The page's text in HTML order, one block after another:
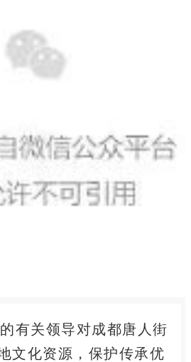
有关领导对成都唐人街
文化资源，保护传承优